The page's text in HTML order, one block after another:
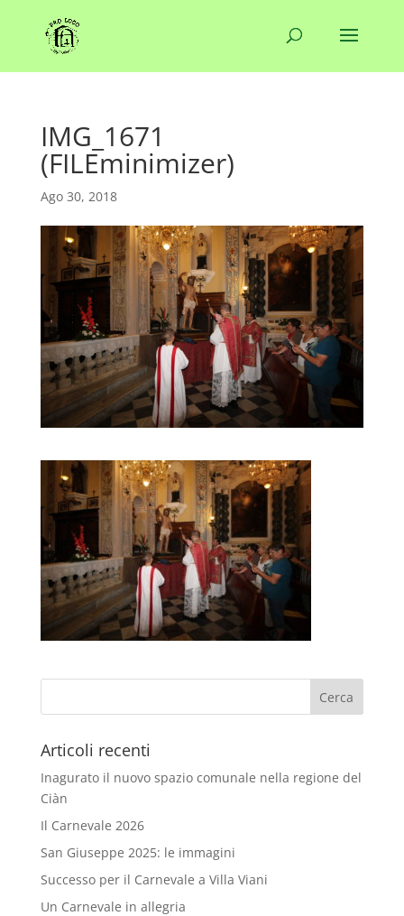
IMG_1671
(FILEminimizer)
Ago 30, 2018
Articoli recenti
Inagurato il nuovo spazio comunale nella regione del
Ciàn
Il Carnevale 2026
San Giuseppe 2025: le immagini
Successo per il Carnevale a Villa Viani
Un Carnevale in allegria